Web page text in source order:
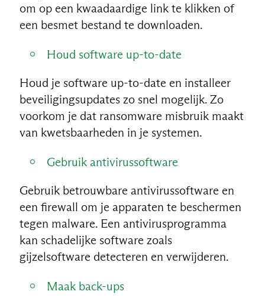
om op een kwaadaardige link te klikken of
een besmet bestand te downloaden.
Houd software up-to-date
Houd je software up-to-date en installeer
beveiligingsupdates zo snel mogelijk. Zo
voorkom je dat ransomware misbruik maakt
van kwetsbaarheden in je systemen.
Gebruik antivirussoftware
Gebruik betrouwbare antivirussoftware en
een firewall om je apparaten te beschermen
tegen malware. Een antivirusprogramma
kan schadelijke software zoals
gijzelsoftware detecteren en verwijderen.
Maak back-ups